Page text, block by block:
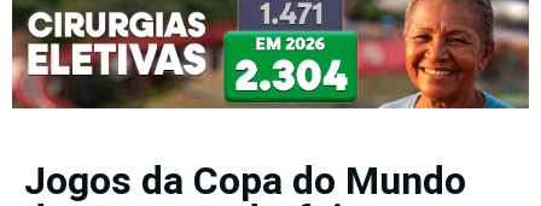
Jogos da Copa do Mundo